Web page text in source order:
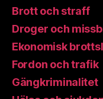
Brott och straff
Droger och
Ekonomisk
Fordon och trafik
Gängkriminalitet